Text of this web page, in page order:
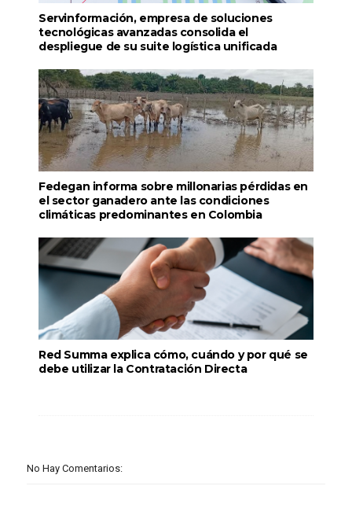
Servinformación, empresa de soluciones
tecnológicas avanzadas consolida el
despliegue de su suite logística unificada
Fedegan informa sobre millonarias pérdidas en
el sector ganadero ante las condiciones
climáticas predominantes en Colombia
Red Summa explica cómo, cuándo y por qué se
debe utilizar la Contratación Directa
No Hay Comentarios: